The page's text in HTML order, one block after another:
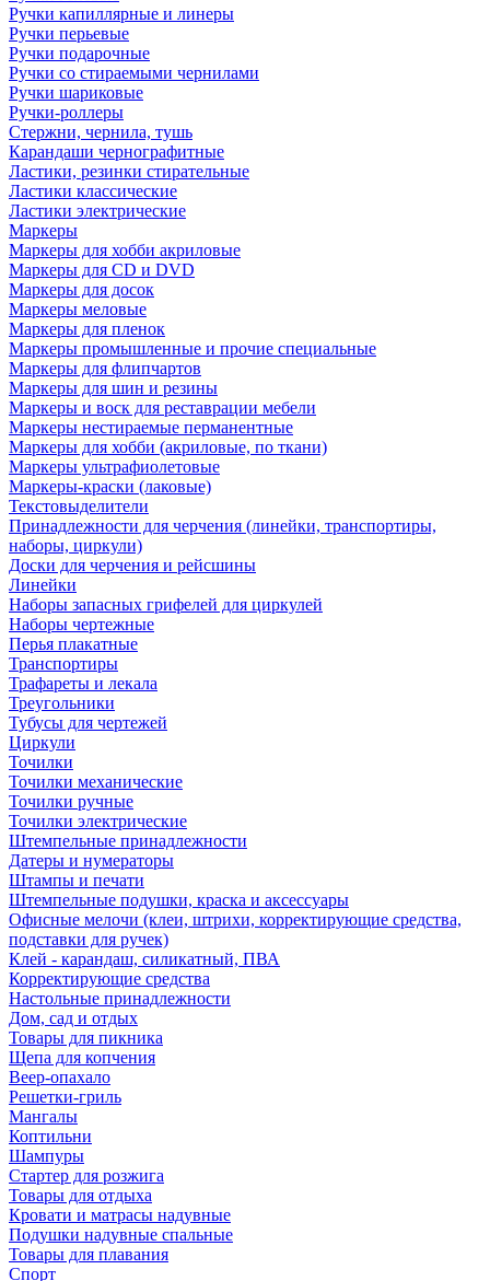
Ручки капиллярные и линеры
Ручки перьевые
Ручки подарочные
Ручки со стираемыми чернилами
Ручки шариковые
Ручки-роллеры
Стержни, чернила, тушь
Карандаши чернографитные
Ластики, резинки стирательные
Ластики классические
Ластики электрические
Маркеры
Маркеры для хобби акриловые
Маркеры для CD и DVD
Маркеры для досок
Маркеры меловые
Маркеры для пленок
Маркеры промышленные и прочие специальные
Маркеры для флипчартов
Маркеры для шин и резины
Маркеры и воск для реставрации мебели
Маркеры нестираемые перманентные
Маркеры для хобби (акриловые, по ткани)
Маркеры ультрафиолетовые
Маркеры-краски (лаковые)
Текстовыделители
Принадлежности для черчения (линейки, транспортиры,
наборы, циркули)
Доски для черчения и рейсшины
Линейки
Наборы запасных грифелей для циркулей
Наборы чертежные
Перья плакатные
Транспортиры
Трафареты и лекала
Треугольники
Тубусы для чертежей
Циркули
Точилки
Точилки механические
Точилки ручные
Точилки электрические
Штемпельные принадлежности
Датеры и нумераторы
Штампы и печати
Штемпельные подушки, краска и аксессуары
Офисные мелочи (клеи, штрихи, корректирующие средства,
подставки для ручек)
Клей - карандаш, силикатный, ПВА
Корректирующие средства
Настольные принадлежности
Дом, сад и отдых
Товары для пикника
Щепа для копчения
Веер-опахало
Решетки-гриль
Мангалы
Коптильни
Шампуры
Стартер для розжига
Товары для отдыха
Кровати и матрасы надувные
Подушки надувные спальные
Товары для плавания
Спорт